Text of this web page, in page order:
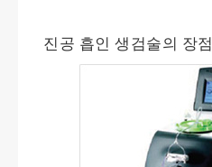
진공 흡인 생검술의 장점